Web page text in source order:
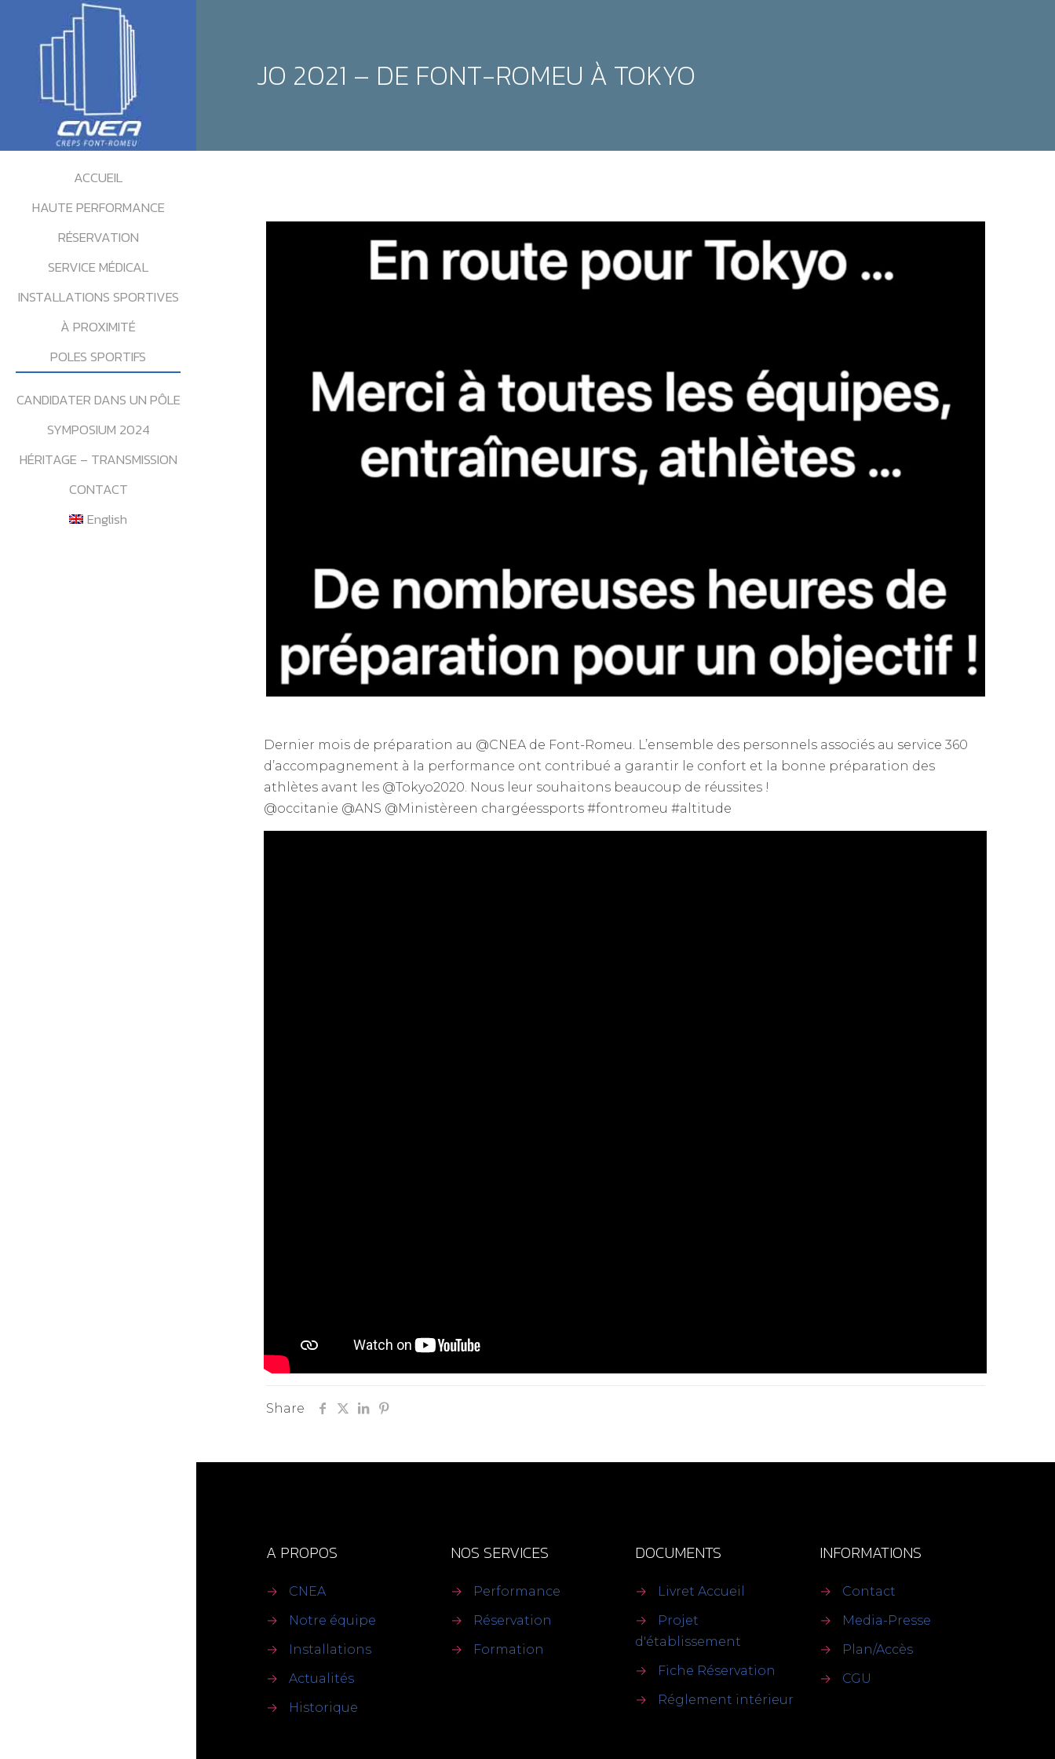
ACCUEIL
HAUTE PERFORMANCE
RÉSERVATION
SERVICE MÉDICAL
INSTALLATIONS SPORTIVES
À PROXIMITÉ
POLES SPORTIFS
CANDIDATER DANS UN PÔLE
SYMPOSIUM 2024
HÉRITAGE – TRANSMISSION
CONTACT
English
JO 2021 – DE FONT-ROMEU À TOKYO
Dernier mois de préparation au @CNEA de Font-Romeu. L’ensemble des personnels associés au service 360
d’accompagnement à la performance ont contribué a garantir le confort et la bonne préparation des
athlètes avant les @Tokyo2020. Nous leur souhaitons beaucoup de réussites !
@occitanie @ANS @Ministèreen chargéessports #fontromeu #altitude
Share
A PROPOS
→
CNEA
→
Notre équipe
→
Installations
→
Actualités
→
Historique
NOS SERVICES
→
Performance
→
Réservation
→
Formation
DOCUMENTS
→
Livret Accueil
→
Projet
d'établissement
→
Fiche Réservation
→
Réglement intérieur
INFORMATIONS
→
Contact
→
Media-Presse
→
Plan/Accès
→
CGU